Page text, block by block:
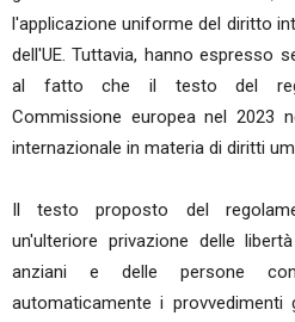
l'applicazione uniforme del diritto
dell'UE. Tuttavia, hanno espresso
al fatto che il testo del
Commissione europea nel 2023
internazionale in materia di diritti
Il testo proposto del
un'ulteriore privazione delle
anziani e delle persone con
automaticamente i provvedimenti